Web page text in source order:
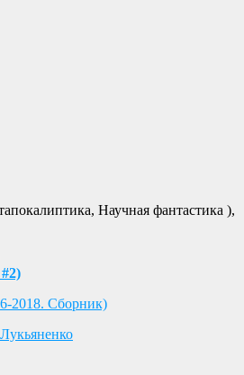
Научная фантастика ),
2018. Сборник)